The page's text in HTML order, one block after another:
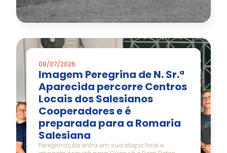
08/07/2026
Imagem Peregrina de N. Sr.ª
Aparecida percorre Centros
Locais dos Salesianos
Cooperadores e é
preparada para a Romaria
Salesiana
Peregrinação entra em sua etapa final e